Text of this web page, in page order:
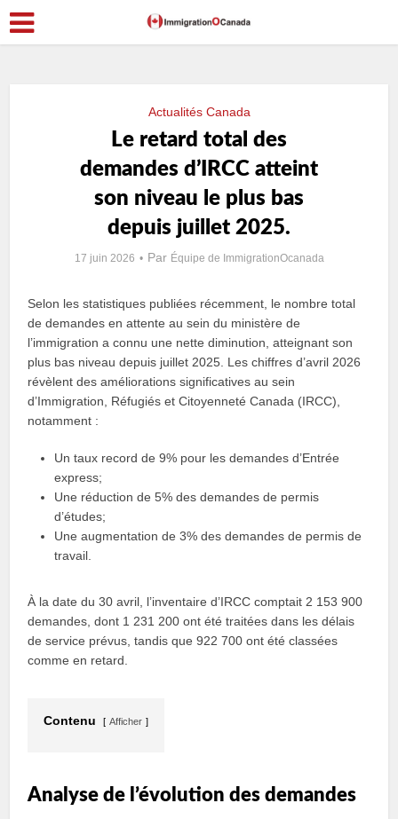
Actualités Canada
Le retard total des
demandes d’IRCC atteint
son niveau le plus bas
depuis juillet 2025.
17 juin 2026 Par Équipe de ImmigrationOcanada
Selon les statistiques publiées récemment, le nombre total
de demandes en attente au sein du ministère de
l’immigration a connu une nette diminution, atteignant son
plus bas niveau depuis juillet 2025. Les chiffres d’avril 2026
révèlent des améliorations significatives au sein
d’Immigration, Réfugiés et Citoyenneté Canada (IRCC),
notamment :
Un taux record de 9% pour les demandes d’Entrée
express;
Une réduction de 5% des demandes de permis
d’études;
Une augmentation de 3% des demandes de permis de
travail.
À la date du 30 avril, l’inventaire d’IRCC comptait 2 153 900
demandes, dont 1 231 200 ont été traitées dans les délais
de service prévus, tandis que 922 700 ont été classées
comme en retard.
Contenu Afficher
Analyse de l’évolution des demandes